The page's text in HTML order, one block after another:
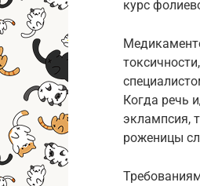
курс
Когда речь
эклампсия,
роженицы